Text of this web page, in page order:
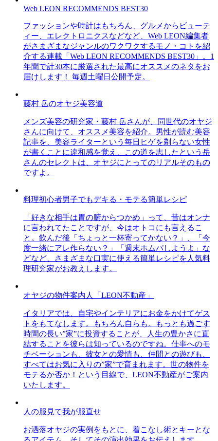
Web LEON RECOMMENDS BEST30
ファッションや時計はもちろん、グルメからビューテ
ィー、エレクトロニクスなどなど、Web LEON編集者
がさまざまなジャンルのワクワクするモノ・コトを紹
介する連載「Web LEON RECOMMENDS BEST30」。1
年間で計30本に厳選された最高にオススメのネタをお
届けします！ 毎週土曜日公開予定。
藤村 岳のオヤジ美容道
メンズ美容の研究家・藤村 岳さんが、同世代のオヤジ
さんに向けて、オススメ美容を紹介。男性が読む美容
記事を、美容ライターという毎日ヒゲを剃らない女性
が書くことに違和感を覚え、この道を志したという岳
さんのセレクトは、オヤジにとってのリアルそのもの
ですよ。
料理初心者男子でもデキる・モテる簡単レシピ
「好きな相手は胃の腑からつかめ」って、昔はオンナ
に言われてたことですが、今はオトコにも言えるこ
と。飲んだ後「ちょっと一杯寄ってかない？」、「今
度一緒にアレ作らない？」「週末ホムパしようよ」な
どなど、さまざまな口実に使える簡単レシピを人気料
理研究家がお教えします。
オヤジの物件案内人「LEON不動産」
イタリアでは、自宅やインテリアにお金をかけてゲス
トをもてなします。もちろん自らも。もっとも過ごす
時間の長い”家”に投資することが、人生の豊かさに直
結することを彼らは知っているのですね。仕事へのモ
チベーションも、彼女との愛情も、仲間との遊びも、
すべてはお気に入りの”家”で育まれます。世の物件を
モテるか否か！という目線で、LEON不動産がご案内
いたします。
人の服見て我が服直せ
お洒落オヤジの実例をもとに、着こなし術とキーとな